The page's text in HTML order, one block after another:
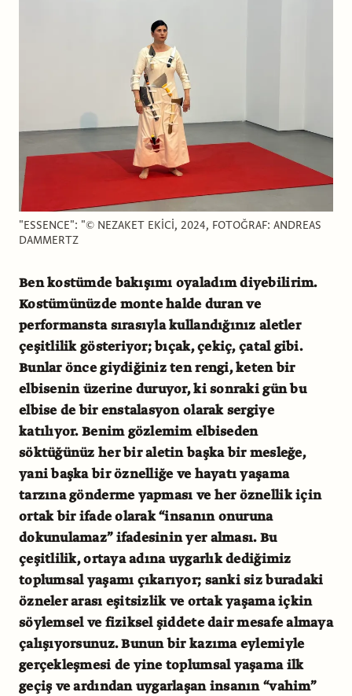
"ESSENCE": "© NEZAKET EKİCİ, 2024, FOTOĞRAF: ANDREAS
DAMMERTZ
Ben kostümde bakışımı oyaladım diyebilirim.
Kostümünüzde monte halde duran ve
performansta sırasıyla kullandığınız aletler
çeşitlilik gösteriyor; bıçak, çekiç, çatal gibi.
Bunlar önce giydiğiniz ten rengi, keten bir
elbisenin üzerine duruyor, ki sonraki gün bu
elbise de bir enstalasyon olarak sergiye
katılıyor. Benim gözlemim elbiseden
söktüğünüz her bir aletin başka bir mesleğe,
yani başka bir öznelliğe ve hayatı yaşama
tarzına gönderme yapması ve her öznellik için
ortak bir ifade olarak “insanın onuruna
dokunulamaz” ifadesinin yer alması. Bu
çeşitlilik, ortaya adına uygarlık dediğimiz
toplumsal yaşamı çıkarıyor; sanki siz buradaki
özneler arası eşitsizlik ve ortak yaşama içkin
söylemsel ve fiziksel şiddete dair mesafe almaya
çalışıyorsunuz. Bunun bir kazıma eylemiyle
gerçekleşmesi de yine toplumsal yaşama ilk
geçiş ve ardından uygarlaşan insanın “vahim”